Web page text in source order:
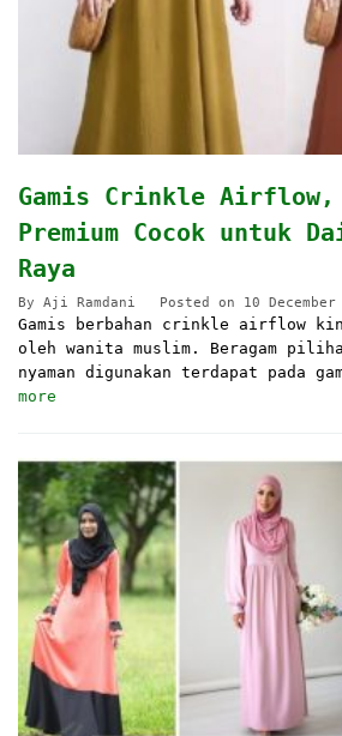
Gamis Crinkle Airflow,
Premium Cocok untuk
Raya
By Aji Ramdani Posted on 10 December
Gamis berbahan crinkle airflow
oleh wanita muslim. Beragam
nyaman digunakan terdapat pada
more